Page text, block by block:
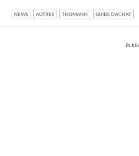
NEWS AUTRES THOMANN GUIDE D'ACHAT